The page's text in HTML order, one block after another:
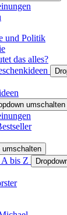
und Politik
das alles?
umschalten
umschalten
bis Z